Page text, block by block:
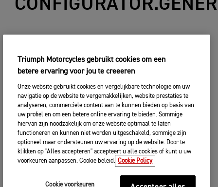
Triumph Motorcycles gebruikt cookies om een
betere ervaring voor jou te creeeren
Onze website gebruikt cookies en vergelijkbare technologie om uw
navigatie op de website te vergemakkelijken, website prestaties te
analyseren, commerciele content aan te kunnen bieden op basis van
uw profiel en om een betere online ervaring te bieden. Sommige
hiervan zijn noodzakelijk om onze website optimaal te laten
functioneren en kunnen niet worden uitgeschakeld, sommige zijn
optioneel maar ondersteunen uw ervaring op de website. Door te
klikken op "Alles accepteren" accepteert u alle cookies of kunt u uw
voorkeuren aanpassen. Cookie beleid. Cookie Policy
Cookie voorkeuren